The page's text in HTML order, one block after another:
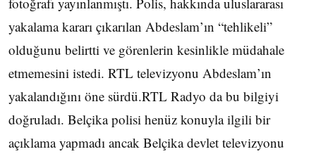
yakalama kararı çıkarılan Abdeslam’ın “tehlikeli”
olduğunu belirtti ve görenlerin kesinlikle müdahale
etmemesini istedi. RTL televizyonu Abdeslam’ın
yakalandığını öne sürdü.RTL Radyo da bu bilgiyi
doğruladı. Belçika polisi henüz konuyla ilgili bir
açıklama yapmadı ancak Belçika devlet televizyonu